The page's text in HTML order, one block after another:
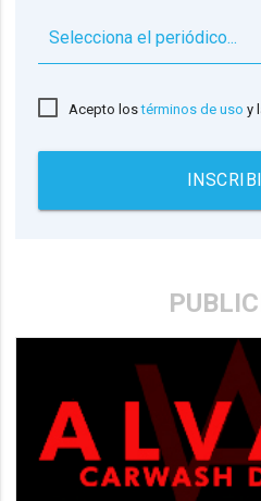
Acepto lostérminos de uso y